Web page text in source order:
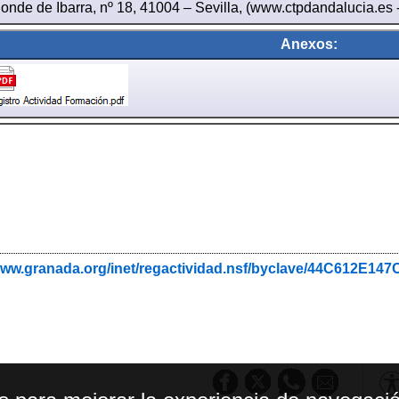
de Ibarra, nº 18, 41004 – Sevilla,
Anexos:
inet/regactividad.nsf/byclave/